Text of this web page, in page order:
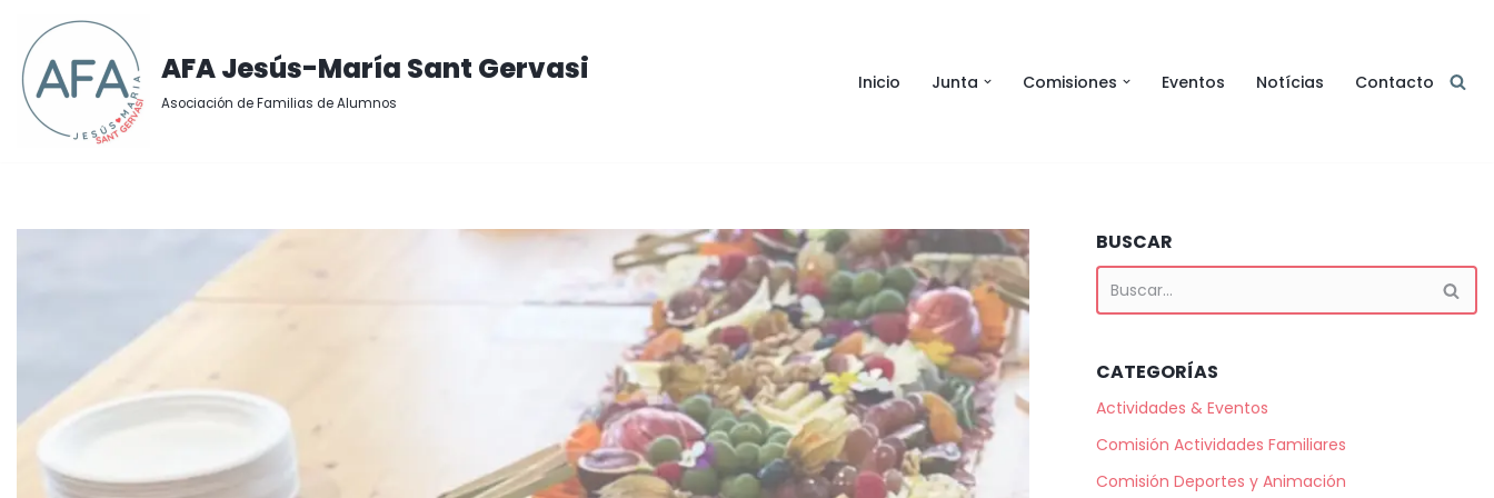
Saltar
al
contenido
AFA Jesús-María Sant Gervasi
Asociación de Familias de Alumnos
Inicio Junta Comisiones Eventos Notícias Contacto
BUSCAR
CATEGORÍAS
Actividades & Eventos
Comisión Actividades Familiares
Comisión Deportes y Animación